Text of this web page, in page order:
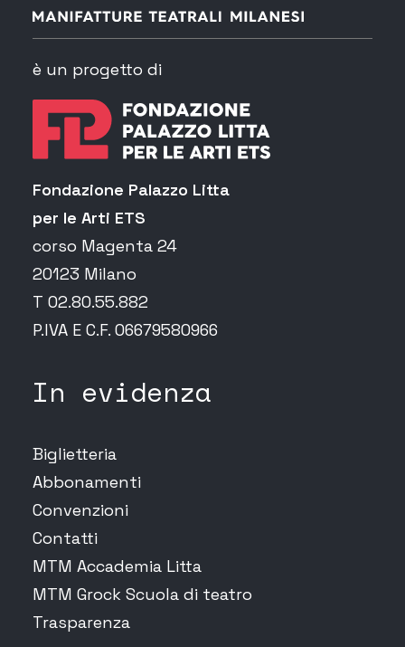
è un progetto di
Fondazione Palazzo Litta
per le Arti ETS
corso Magenta 24
20123 Milano
T 02.80.55.882
P.IVA E C.F. 06679580966
In evidenza
Biglietteria
Abbonamenti
Convenzioni
Contatti
MTM Accademia Litta
MTM Grock Scuola di teatro
Trasparenza